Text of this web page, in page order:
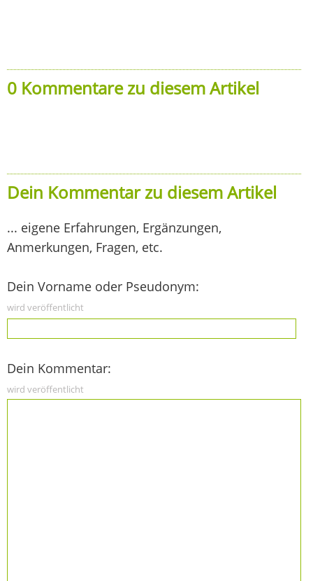
0 Kommentare zu diesem Artikel
Dein Kommentar zu diesem Artikel
... eigene Erfahrungen, Ergänzungen,
Anmerkungen, Fragen, etc.
Dein Vorname oder Pseudonym:
wird veröffentlicht
Dein Kommentar:
wird veröffentlicht